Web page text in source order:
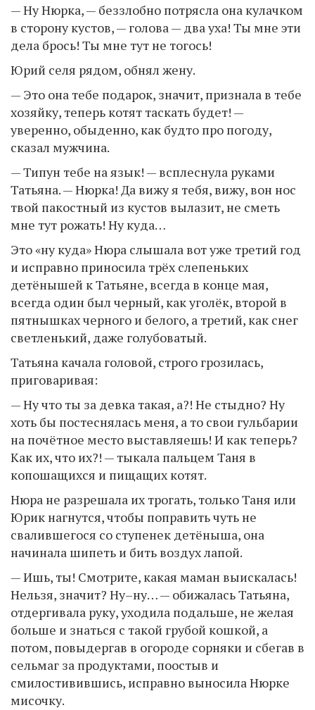
— Ну Нюрка, — беззлобно потрясла она кулачком
в сторону кустов, — голова — два уха! Ты мне эти
дела брось! Ты мне тут не тогось!
Юрий селя рядом, обнял жену.
— Это она тебе подарок, значит, признала в тебе
хозяйку, теперь котят таскать будет! —
уверенно, обыденно, как будто про погоду,
сказал мужчина.
— Типун тебе на язык! — всплеснула руками
Татьяна. — Нюрка! Да вижу я тебя, вижу, вон нос
твой пакостный из кустов вылазит, не сметь
мне тут рожать! Ну куда…
Это «ну куда» Нюра слышала вот уже третий год
и исправно приносила трёх слепеньких
детёнышей к Татьяне, всегда в конце мая,
всегда один был черный, как уголёк, второй в
пятнышках черного и белого, а третий, как снег
светленький, даже голубоватый.
Татьяна качала головой, строго грозилась,
приговаривая:
— Ну что ты за девка такая, а?! Не стыдно? Ну
хоть бы постеснялась меня, а то свои гульбарии
на почётное место выставляешь! И как теперь?
Как их, что их?! — тыкала пальцем Таня в
копошащихся и пищащих котят.
Нюра не разрешала их трогать, только Таня или
Юрик нагнутся, чтобы поправить чуть не
свалившегося со ступенек детёныша, она
начинала шипеть и бить воздух лапой.
— Ишь, ты! Смотрите, какая маман выискалась!
Нельзя, значит? Ну–ну… — обижалась Татьяна,
отдергивала руку, уходила подальше, не желая
больше и знаться с такой грубой кошкой, а
потом, повыдергав в огороде сорняки и сбегав в
сельмаг за продуктами, поостыв и
смилостивившись, исправно выносила Нюрке
мисочку.